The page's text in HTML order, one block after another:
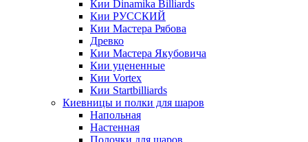
Кии Dinamika Billiards
Кии РУССКИЙ
Кии Мастера Рябова
Древко
Кии Мастера Якубовича
Кии уцененные
Кии Vortex
Кии Startbilliards
Киевницы и полки для шаров
Напольная
Настенная
Полочки для шаров